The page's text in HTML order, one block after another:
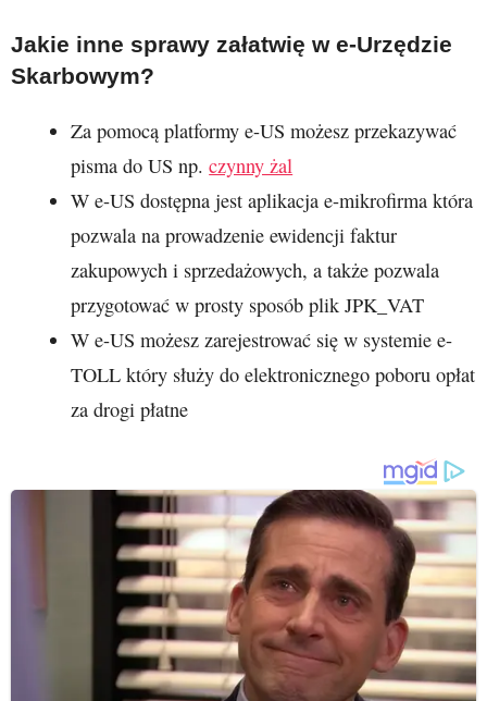
Jakie inne sprawy załatwię w e-Urzędzie
Skarbowym?
Za pomocą platformy e-US możesz przekazywać
pisma do US np.czynny żal
W e-US dostępna jest aplikacja e-mikrofirma która
pozwala na prowadzenie ewidencji faktur
zakupowych i sprzedażowych, a także pozwala
przygotować w prosty sposób plik JPK_VAT
W e-US możesz zarejestrować się w systemie e-
TOLL który służy do elektronicznego poboru opłat
za drogi płatne